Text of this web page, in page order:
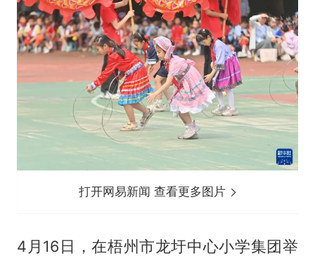
打开网易新闻 查看更多图片
4月16日，在梧州市龙圩中心小学集团举